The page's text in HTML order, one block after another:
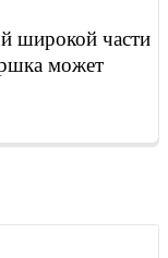
широкой части
может